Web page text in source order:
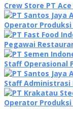
Crew Store PT
Operator Produksi
Pegawai
Staff Operasional
Staff Administrasi
Operator